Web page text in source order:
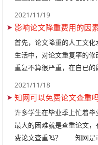
2021/11/19
影响论文降重费用的因
首先，论文降重的人工文
生活中，对论文重复率的
重复不算很严重，在自已
2021/11/18
知网可以免费论文查重
许多学生在毕业季上忙着
最大的困难就是查重论文
费论文查重吗？ 知网是